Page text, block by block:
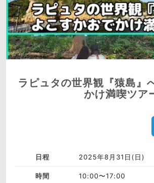
ラピュタの世界観『猿島』
かけ満喫ツア
日程 2025年8月31日(日)
時間 10:00〜17:00